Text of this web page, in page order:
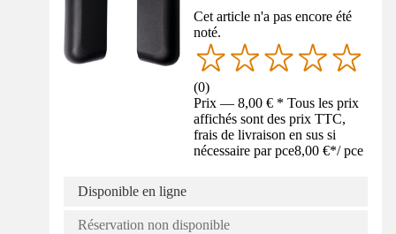
Cet article n'a pas encore été
noté.
(0)
Prix — 8,00 € * Tous les prix
affichés sont des prix TTC,
frais de livraison en sus si
nécessaire par pce8,00 €*/ pce
Disponible en ligne
Réservation non disponible